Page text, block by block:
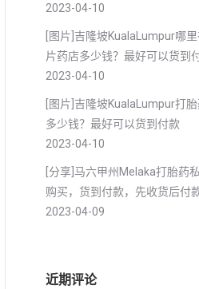
2023-04-10
[图片]吉隆坡KualaLumpur哪
片药店多少钱？最好可以货到
2023-04-10
[图片]吉隆坡KualaLumpur打
多少钱？最好可以货到付款
2023-04-10
[分享]马六甲州Melaka打胎药
购买，货到付款，先收货后付
2023-04-09
近期评论